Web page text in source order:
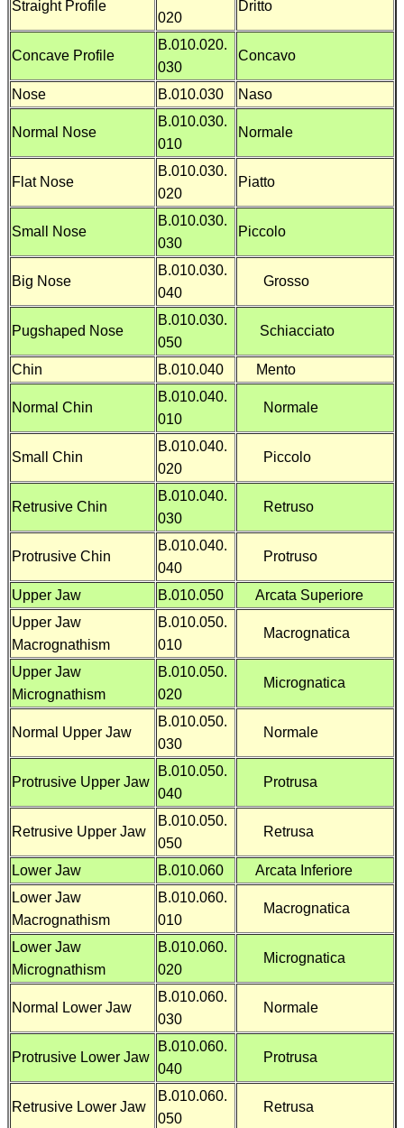
Straight Profile
020
Dritto
Concave Profile
B.010.020.
030
Concavo
Nose B.010.030 Naso
Normal Nose
B.010.030.
010
Normale
Flat Nose
B.010.030.
020
Piatto
Small Nose
B.010.030.
030
Piccolo
Big Nose
B.010.030.
040
Grosso
Pugshaped Nose
B.010.030.
050
Schiacciato
Chin B.010.040 Mento
Normal Chin
B.010.040.
010
Normale
Small Chin
B.010.040.
020
Piccolo
Retrusive Chin
B.010.040.
030
Retruso
Protrusive Chin
B.010.040.
040
Protruso
Upper Jaw B.010.050
Arcata Superiore
Upper Jaw
Macrognathism
B.010.050.
010
Macrognatica
Upper Jaw
Micrognathism
B.010.050.
020
Micrognatica
Normal Upper Jaw
B.010.050.
030
Normale
Protrusive Upper Jaw
B.010.050.
040
Protrusa
Retrusive Upper Jaw
B.010.050.
050
Retrusa
Lower Jaw B.010.060
Arcata Inferiore
Lower Jaw
Macrognathism
B.010.060.
010
Macrognatica
Lower Jaw
Micrognathism
B.010.060.
020
Micrognatica
Normal Lower Jaw
B.010.060.
030
Normale
Protrusive Lower Jaw
B.010.060.
040
Protrusa
Retrusive Lower Jaw
B.010.060.
050
Retrusa